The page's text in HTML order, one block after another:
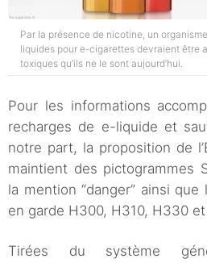
Par la présence de nicotine, un
liquides pour e-cigarettes devraient être
toxiques qu’ils ne le sont aujourd’hui.
Pour les informations
recharges de e-liquide et
notre part, la proposition de
maintient des pictogrammes
la mention “danger” ainsi que
en garde H300, H310, H330 et
Tirées du système